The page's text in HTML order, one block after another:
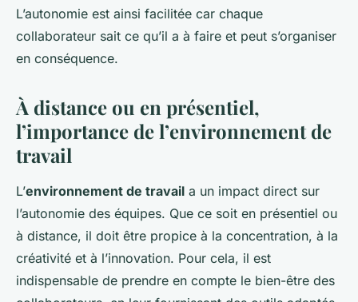
L’autonomie est ainsi facilitée car chaque
collaborateur sait ce qu’il a à faire et peut s’organiser
en conséquence.
À distance ou en présentiel,
l’importance de l’environnement de
travail
L’environnement de travail a un impact direct sur
l’autonomie des équipes. Que ce soit en présentiel ou
à distance, il doit être propice à la concentration, à la
créativité et à l’innovation. Pour cela, il est
indispensable de prendre en compte le bien-être des